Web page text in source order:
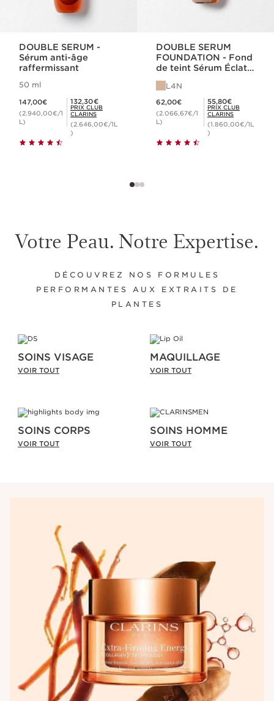
DOUBLE SERUM -
Sérum anti-âge
raffermissant
50 ml
147,00€
(2.940,00€/1
L)
Prix Club Clarins 132,30€
132,30€
PRIX CLUB
CLARINS
(2.646,00€/1L
)
DOUBLE SERUM
FOUNDATION - Fond
de teint Sérum Éclat
L4N
62,00€
(2.066,67€/1
L)
Prix Club Clarins 55,80€
55,80€
PRIX CLUB
CLARINS
(1.860,00€/1L
)
Votre Peau. Notre Expertise.
DÉCOUVREZ NOS FORMULES
PERFORMANTES AUX EXTRAITS DE
PLANTES
SOINS VISAGE
VOIR TOUT
MAQUILLAGE
VOIR TOUT
SOINS CORPS
VOIR TOUT
SOINS HOMME
VOIR TOUT